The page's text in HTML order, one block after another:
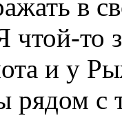
в
чтой-то
и у
рядом с